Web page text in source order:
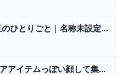
ティアキン攻略？ ハイラル建国王のひとりごと｜名称未設定の逆張り思考実験
【ティアキン】賢者の遺志ってレアアイテムっぽい顔して集めても攻撃力上がるだけとかショボいな : ゼルダの伝説 ティアーズ オブ ザ キングダム攻略まとめ速報